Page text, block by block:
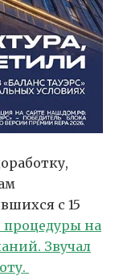
с 15
процедуры на
Звучал